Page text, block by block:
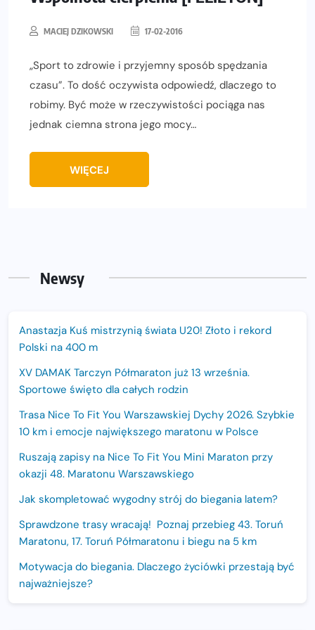
MACIEJ DZIKOWSKI 17-02-2016
„Sport to zdrowie i przyjemny sposób spędzania
czasu”. To dość oczywista odpowiedź, dlaczego to
robimy. Być może w rzeczywistości pociąga nas
jednak ciemna strona jego mocy…
WIĘCEJ
Newsy
Anastazja Kuś mistrzynią świata U20! Złoto i rekord
Polski na 400 m
XV DAMAK Tarczyn Półmaraton już 13 września.
Sportowe święto dla całych rodzin
Trasa Nice To Fit You Warszawskiej Dychy 2026. Szybkie
10 km i emocje największego maratonu w Polsce
Ruszają zapisy na Nice To Fit You Mini Maraton przy
okazji 48. Maratonu Warszawskiego
Jak skompletować wygodny strój do biegania latem?
Sprawdzone trasy wracają! Poznaj przebieg 43. Toruń
Maratonu, 17. Toruń Półmaratonu i biegu na 5 km
Motywacja do biegania. Dlaczego życiówki przestają być
najważniejsze?